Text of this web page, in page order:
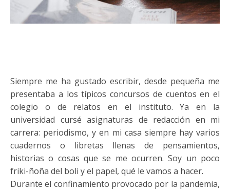
Siempre me ha gustado escribir, desde pequeña me
presentaba a los típicos concursos de cuentos en el
colegio o de relatos en el instituto. Ya en la
universidad cursé asignaturas de redacción en mi
carrera: periodismo, y en mi casa siempre hay varios
cuadernos o libretas llenas de pensamientos,
historias o cosas que se me ocurren. Soy un poco
friki-ñoña del boli y el papel, qué le vamos a hacer.
Durante el confinamiento provocado por la pandemia,